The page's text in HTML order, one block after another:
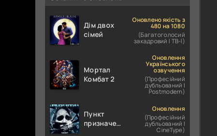
Дім двох
сімей
Оновлено якість з
480 на 1080
(Багатоголосий
закадровий | ТВ-І)
Мортал
Комбат 2
Оновлення
Українського
озвучення
(Професійний
дубльований |
Postmodern)
Пункт
призначення
Оновлення
(Професійний
дубльований |
CineType)